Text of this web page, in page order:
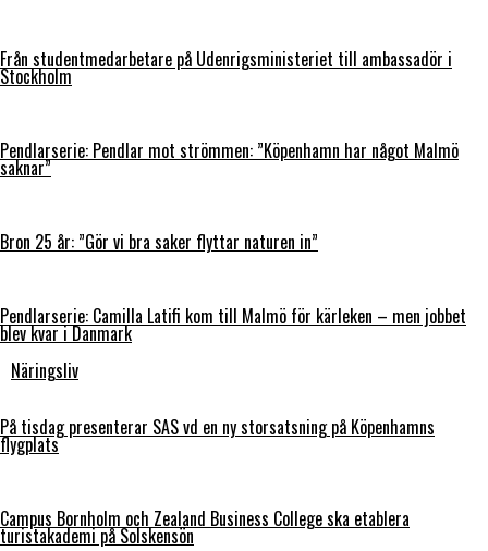
Från studentmedarbetare på Udenrigsministeriet till ambassadör i
Stockholm
Pendlarserie: Pendlar mot strömmen: ”Köpenhamn har något Malmö
saknar”
Bron 25 år: ”Gör vi bra saker flyttar naturen in”
Pendlarserie: Camilla Latifi kom till Malmö för kärleken – men jobbet
blev kvar i Danmark
Näringsliv
På tisdag presenterar SAS vd en ny storsatsning på Köpenhamns
flygplats
Campus Bornholm och Zealand Business College ska etablera
turistakademi på Solskensön